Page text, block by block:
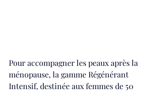
Pour accompagner les peaux après la
ménopause, la gamme Régénérant
Intensif, destinée aux femmes de 50